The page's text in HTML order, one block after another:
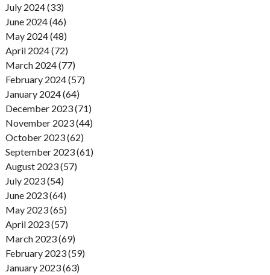
July 2024 (33)
June 2024 (46)
May 2024 (48)
April 2024 (72)
March 2024 (77)
February 2024 (57)
January 2024 (64)
December 2023 (71)
November 2023 (44)
October 2023 (62)
September 2023 (61)
August 2023 (57)
July 2023 (54)
June 2023 (64)
May 2023 (65)
April 2023 (57)
March 2023 (69)
February 2023 (59)
January 2023 (63)